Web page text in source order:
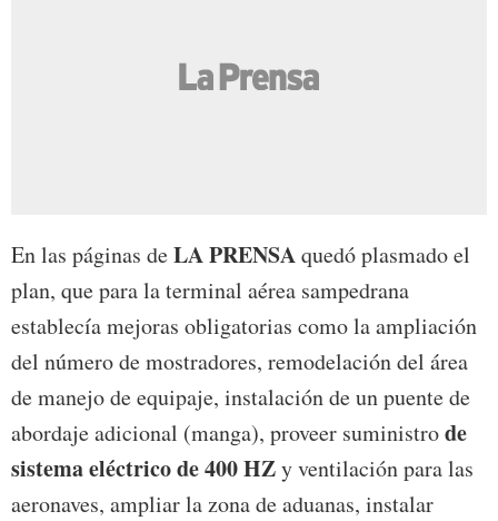
En las páginas deLA PRENSAquedó plasmado el
plan, que para la terminal aérea sampedrana
establecía mejoras obligatorias como la ampliación
del número de mostradores, remodelación del área
de manejo de equipaje, instalación de un puente de
abordaje adicional (manga), proveer suministrode
sistema eléctrico de 400 HZy ventilación para las
aeronaves, ampliar la zona de aduanas, instalar